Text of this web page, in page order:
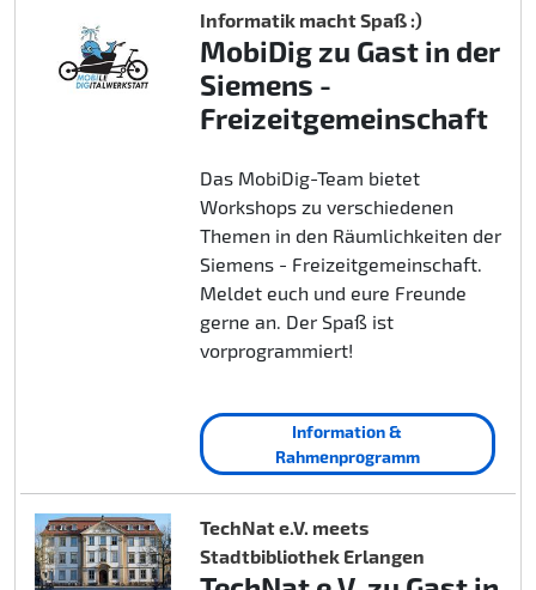
Informatik macht Spaß :)
MobiDig zu Gast in der
Siemens -
Freizeitgemeinschaft
Das MobiDig-Team bietet
Workshops zu verschiedenen
Themen in den Räumlichkeiten der
Siemens - Freizeitgemeinschaft.
Meldet euch und eure Freunde
gerne an. Der Spaß ist
vorprogrammiert!
Information &
Rahmenprogramm
TechNat e.V. meets
Stadtbibliothek Erlangen